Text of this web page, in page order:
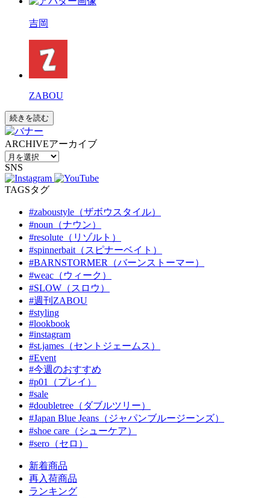
吉岡
ZABOU
続きを読む
ARCHIVEアーカイブ
SNS
TAGSタグ
#zaboustyle（ザボウスタイル）
#noun（ナウン）
#resolute（リゾルト）
#spinnerbait（スピナーベイト）
#BARNSTORMER（バーンストーマー）
#weac（ウィーク）
#SLOW（スロウ）
#週刊ZABOU
#styling
#lookbook
#instagram
#st.james（セントジェームス）
#Event
#今週のおすすめ
#p01（プレイ）
#sale
#doubletree（ダブルツリー）
#Japan Blue Jeans（ジャパンブルージーンズ）
#shoe care（シューケア）
#sero（セロ）
新着商品
再入荷商品
ランキング